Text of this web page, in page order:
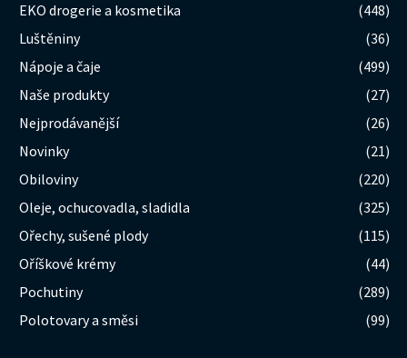
EKO drogerie a kosmetika
(448)
Luštěniny
(36)
Nápoje a čaje
(499)
Naše produkty
(27)
Nejprodávanější
(26)
Novinky
(21)
Obiloviny
(220)
Oleje, ochucovadla, sladidla
(325)
Ořechy, sušené plody
(115)
Oříškové krémy
(44)
Pochutiny
(289)
Polotovary a směsi
(99)